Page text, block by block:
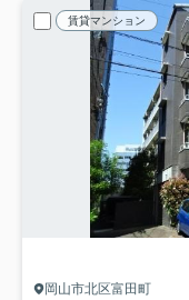
賃貸マンション
岡山市北区富田町